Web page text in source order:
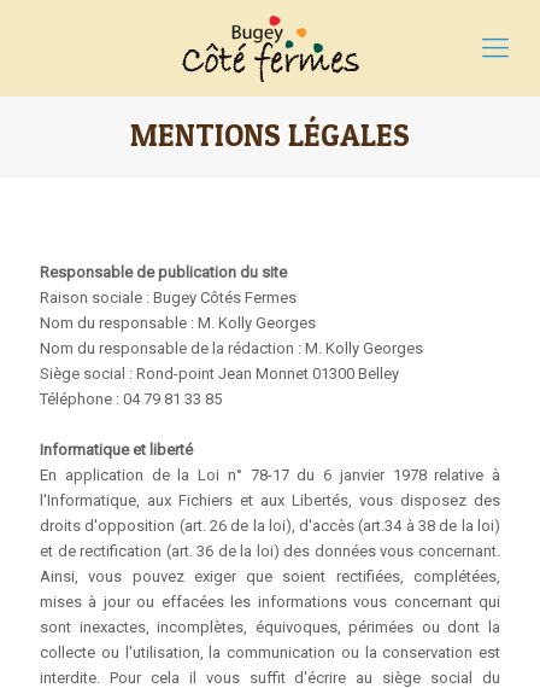
MENTIONS LÉGALES
Responsable de publication du site
Raison sociale : Bugey Côtés Fermes
Nom du responsable : M. Kolly Georges
Nom du responsable de la rédaction : M. Kolly Georges
Siège social : Rond-point Jean Monnet 01300 Belley
Téléphone : 04 79 81 33 85
Informatique et liberté
En application de la Loi n° 78-17 du 6 janvier 1978 relative à
l'Informatique, aux Fichiers et aux Libertés, vous disposez des
droits d'opposition (art. 26 de la loi), d'accès (art.34 à 38 de la loi)
et de rectification (art. 36 de la loi) des données vous concernant.
Ainsi, vous pouvez exiger que soient rectifiées, complétées,
mises à jour ou effacées les informations vous concernant qui
sont inexactes, incomplètes, équivoques, périmées ou dont la
collecte ou l'utilisation, la communication ou la conservation est
interdite. Pour cela il vous suffit d'écrire au siège social du